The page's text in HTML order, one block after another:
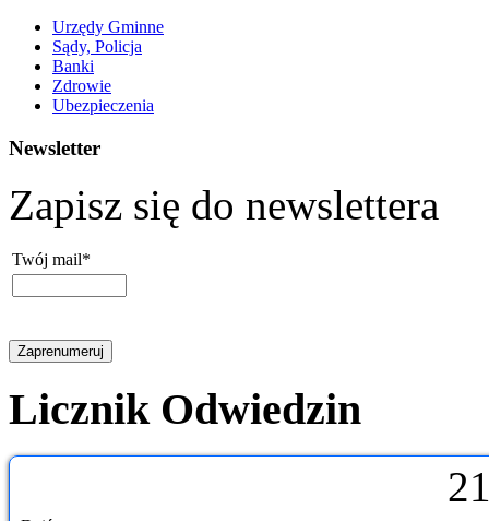
Urzędy Gminne
Sądy, Policja
Banki
Zdrowie
Ubezpieczenia
Newsletter
Zapisz się do newslettera
Twój mail*
Licznik Odwiedzin
2